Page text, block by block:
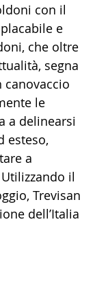
con il
e
che oltre
segna
canovaccio
le
a delinearsi
esteso,
a
il
Trevisan
dell’Italia